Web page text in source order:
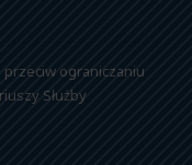
przeciw ograniczaniu
Służby